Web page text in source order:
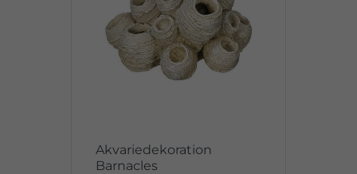
Akvariedekoration
Barnacles